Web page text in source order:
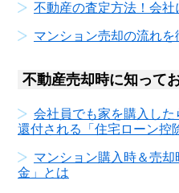
不動産の査定方法！会社
マンション売却の流れを
不動産売却時に知って
会社員でも家を購入し
還付される「住宅ローン控
マンション購入時＆売
金」とは